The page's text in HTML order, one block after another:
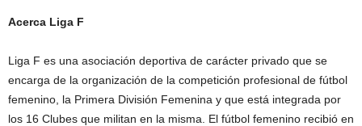
Acerca Liga F
Liga F es una asociación deportiva de carácter privado que se
encarga de la organización de la competición profesional de fútbol
femenino, la Primera División Femenina y que está integrada por
los 16 Clubes que militan en la misma. El fútbol femenino recibió en